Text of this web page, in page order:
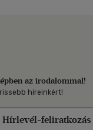
az irodalommal!
híreinkért!
Hírlevél-feliratkozás